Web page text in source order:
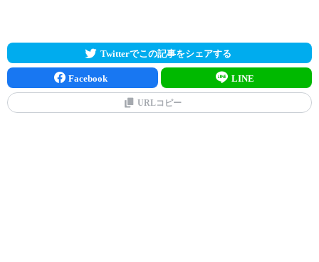
Twitterでこの記事をシェアする
Facebook LINE
URLコピー